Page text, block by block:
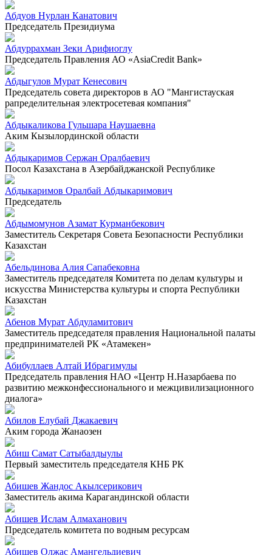
Абдуов Нурлан Канатович
Председатель Президиума
Абдуррахман Зеки Арифиоглу
Председатель Правления АО «AsiaCredit Bank»
Абдыгулов Мурат Кенесович
Председатель совета директоров в АО "Мангистауская
рапределительная электросетевая компания"
Абдыкаликова Гульшара Наушаевна
Аким Кызылординской области
Абдыкаримов Сержан Оралбаевич
Посол Казахстана в Азербайджанской Республике
Абдыкаримов Оралбай Абдыкаримович
Председатель
Абдымомунов Азамат Курманбекович
Заместитель Секретаря Совета Безопасности Республики
Казахстан
Абельдинова Алия Сапабековна
Заместитель председателя Комитета по делам культуры и
искусства Министерства культуры и спорта Республики
Казахстан
Абенов Мурат Абдуламитович
Заместитель председателя правления Национальной палаты
предпринимателей РК «Атамекен»
Абибуллаев Алтай Ибрагимулы
Председатель правления НАО «Центр Н.Назарбаева по
развитию межконфессионального и межцивилизационного
диалога»
Абилов Елубай Джакаевич
Аким города Жанаозен
Абиш Самат Сатыбалдыулы
Первый заместитель председателя КНБ РК
Абишев Жандос Акылсерикович
Заместитель акима Карагандинской области
Абишев Ислам Алмаханович
Председатель комитета по водным ресурсам
Абишев Олжас Амангельдиевич